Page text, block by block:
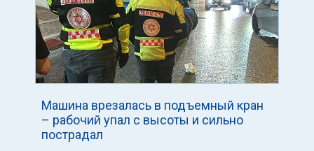
Машина врезалась в подъемный кран
– рабочий упал с высоты и сильно
пострадал